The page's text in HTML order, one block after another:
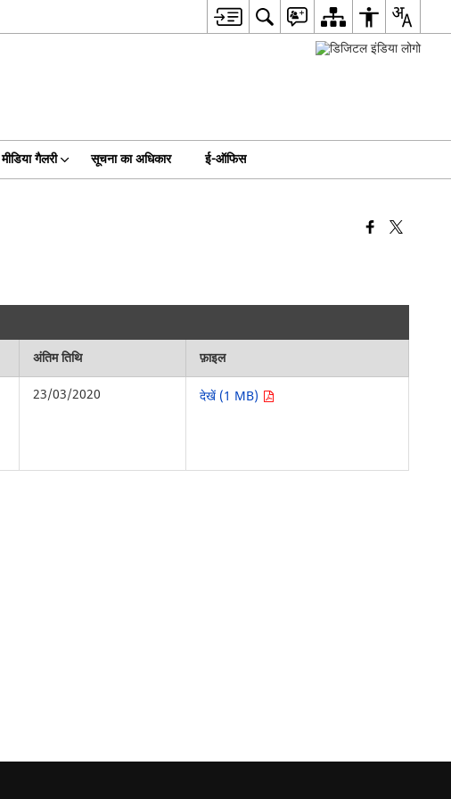
मीडिया गैलरी सूचना का अधिकार ई-ऑफिस
अंतिम तिथि
फ़ाइल
23/03/2020 देखें (1 MB)